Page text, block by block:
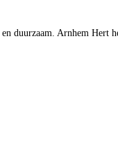
duurzaam. Arnhem